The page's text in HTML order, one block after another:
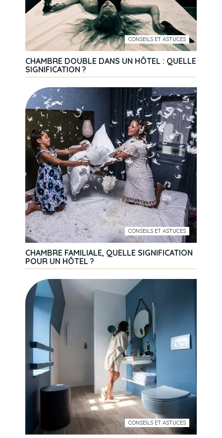
CONSEILS ET ASTUCES
CHAMBRE DOUBLE DANS UN HÔTEL : QUELLE
SIGNIFICATION ?
CONSEILS ET ASTUCES
CHAMBRE FAMILIALE, QUELLE SIGNIFICATION
POUR UN HÔTEL ?
CONSEILS ET ASTUCES